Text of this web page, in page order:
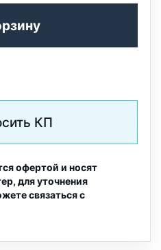
КП
офертой и носят
для уточнения
связаться с